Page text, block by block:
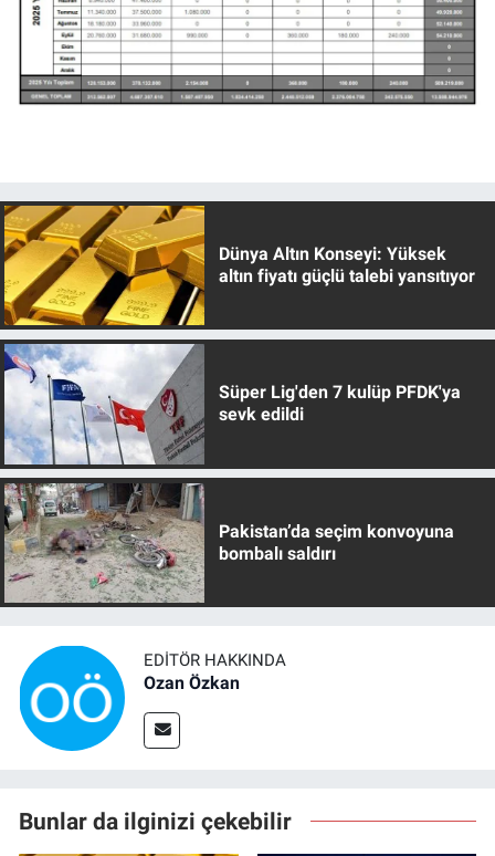
Dünya Altın Konseyi: Yüksek
altın fiyatı güçlü talebi yansıtıyor
Süper Lig'den 7 kulüp PFDK'ya
sevk edildi
Pakistan’da seçim konvoyuna
bombalı saldırı
EDITÖR HAKKINDA
Ozan Özkan
Bunlar da ilginizi çekebilir